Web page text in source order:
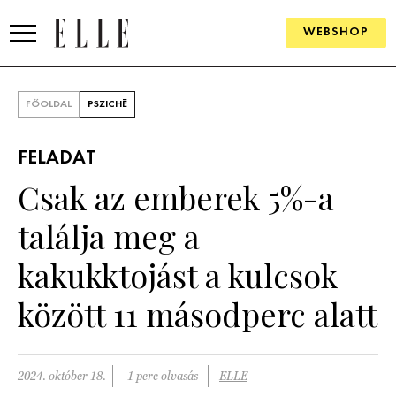
WEBSHOP
SZÉPSÉG
PSZICHÉ
PÁRKAPCSOLAT
FŐOLDAL PSZICHÉ
FELADAT
Csak az emberek 5%-a
találja meg a
kakukktojást a kulcsok
között 11 másodperc alatt
2024. október 18. 1 perc olvasás ELLE